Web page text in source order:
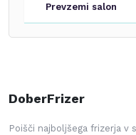
Prevzemi salon
DoberFrizer
Poišči najboljšega frizerja v